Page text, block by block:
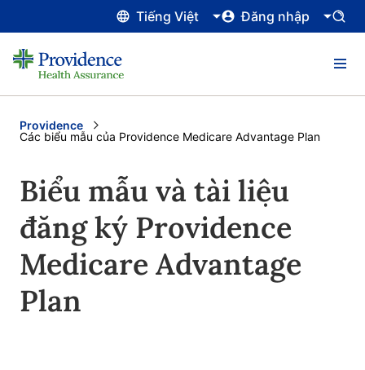
Tiếng Việt Đăng nhập
Providence
Current:
Các biểu mẫu của Providence Medicare Advantage Plan
Biểu mẫu và tài liệu
đăng ký Providence
Medicare Advantage
Plan